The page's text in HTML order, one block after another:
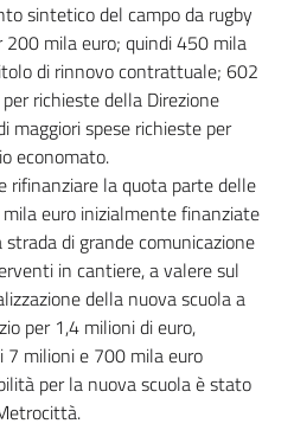
sintetico del campo da rugby
mila euro; quindi 450 mila
di rinnovo contrattuale; 602
richieste della Direzione
maggiori spese richieste per
economato.
rifinanziare la quota parte delle
euro inizialmente finanziate
di grande comunicazione
in cantiere, a valere sul
della nuova scuola a
per 1,4 milioni di euro,
7 milioni e 700 mila euro
per la nuova scuola è stato